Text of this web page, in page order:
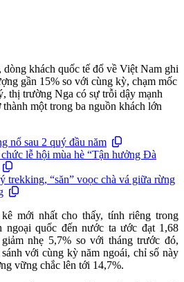
khách quốc tế đổ về Việt Nam ghi
gần 15% so với cùng kỳ, chạm mốc
thị trường Nga có sự trỗi dậy mạnh
một trong ba nguồn khách lớn
nổ sau 2 quý đầu năm
lễ hội mùa hè “Tận hưởng Đà
trekking, “săn” voọc chà vá giữa rừng
mới nhất cho thấy, tính riêng trong
ngoại quốc đến nước ta ước đạt 1,68
nhẹ 5,7% so với tháng trước đó,
với cùng kỳ năm ngoái, chỉ số này
vững chắc lên tới 14,7%.